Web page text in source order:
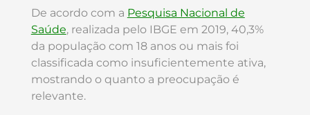
De acordo com a Pesquisa Nacional de
Saúde, realizada pelo IBGE em 2019, 40,3%
da população com 18 anos ou mais foi
classificada como insuficientemente ativa,
mostrando o quanto a preocupação é
relevante.